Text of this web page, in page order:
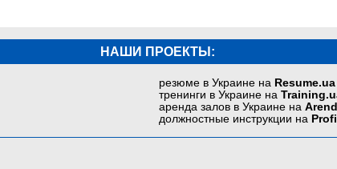
НАШИ ПРОЕКТЫ:
резюме в Украине на Resume.ua
тренинги в Украине на
аренда залов в Украине на
должностные инструкции на